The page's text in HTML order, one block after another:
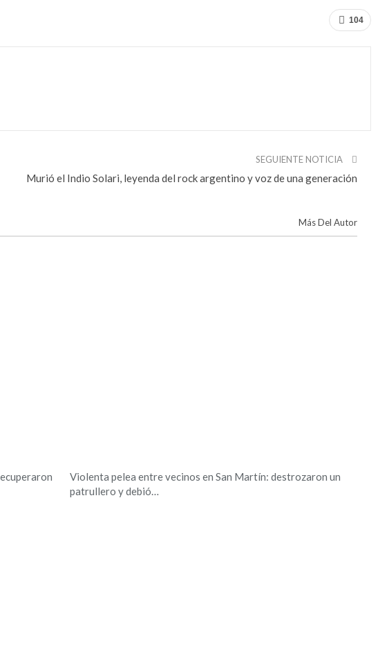
104
SEGUIENTE NOTICIA
Murió el Indio Solari, leyenda del rock argentino y voz de una generación
Más Del Autor
Violenta pelea entre vecinos en San Martín: destrozaron un
patrullero y debió…